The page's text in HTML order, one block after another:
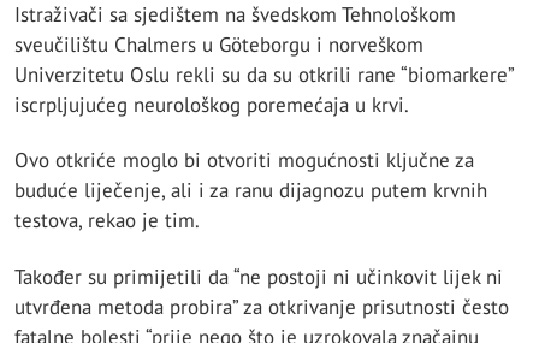
Istraživači sa sjedištem na švedskom Tehnološkom
sveučilištu Chalmers u Göteborgu i norveškom
Univerzitetu Oslu rekli su da su otkrili rane “biomarkere”
iscrpljujućeg neurološkog poremećaja u krvi.
Ovo otkriće moglo bi otvoriti mogućnosti ključne za
buduće liječenje, ali i za ranu dijagnozu putem krvnih
testova, rekao je tim.
Također su primijetili da “ne postoji ni učinkovit lijek ni
utvrđena metoda probira” za otkrivanje prisutnosti često
fatalne bolesti “prije nego što je uzrokovala značajnu